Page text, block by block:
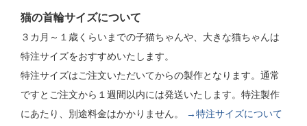
猫の首輪サイズについて
３カ月～１歳くらいまでの子猫ちゃんや、大きな猫ちゃんは
特注サイズをおすすめいたします。
特注サイズはご注文いただいてからの製作となります。通常
ですとご注文から１週間以内には発送いたします。特注製作
にあたり、別途料金はかかりません。
→特注サイズについて